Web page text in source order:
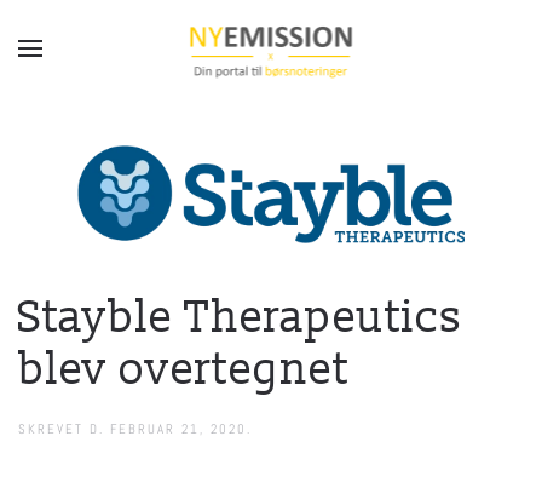
Gå til hovedindhold
Stayble Therapeutics
blev overtegnet
SKREVET D. FEBRUAR 21, 2020 .